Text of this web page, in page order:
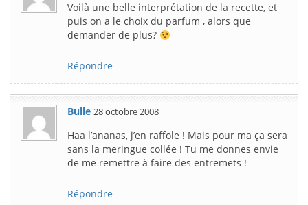
Voilà une belle interprétation de la recette, et
puis on a le choix du parfum , alors que
demander de plus?
Répondre
Bulle 28 octobre 2008
Haa l’ananas, j’en raffole ! Mais pour ma ça sera
sans la meringue collée ! Tu me donnes envie
de me remettre à faire des entremets !
Répondre